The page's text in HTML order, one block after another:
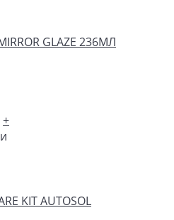
GLAZE 236МЛ
+
KIT AUTOSOL